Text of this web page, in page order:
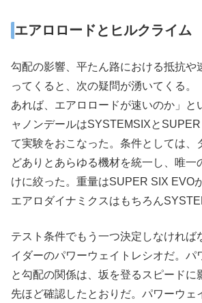
エアロロードとヒルクライム
勾配の影響、平たん路における抵抗や
ってくると、次の疑問が湧いてくる。
あれば、エアロロードが速いのか」と
ャノンデールはSYSTEMSIXと
て実験をおこなった。条件としては、
どありとあらゆる機材を統一し、唯一
けに絞った。重量はSUPER SIX EVO
エアロダイナミクスはもちろん
テスト条件でもう一つ決定しなければ
イダーのパワーウェイトレシオだ。パ
と勾配の関係は、坂を登るスピードに
先ほど確認したとおりだ。パワーウェ